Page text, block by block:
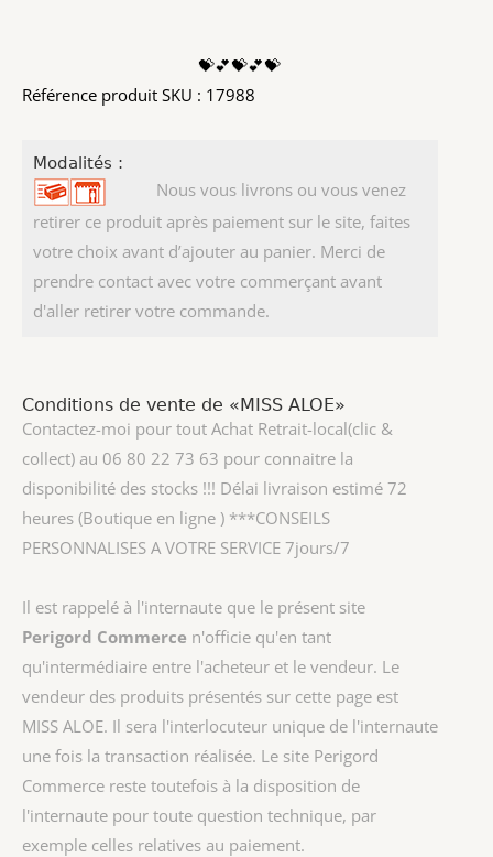
💝💕💝💕💝
Référence produit SKU : 17988
Modalités :
Nous vous livrons ou vous venez
retirer ce produit après paiement sur le site, faites
votre choix avant d’ajouter au panier. Merci de
prendre contact avec votre commerçant avant
d'aller retirer votre commande.
Conditions de vente de «MISS ALOE»
Contactez-moi pour tout Achat Retrait-local(clic &
collect) au 06 80 22 73 63 pour connaitre la
disponibilité des stocks !!! Délai livraison estimé 72
heures (Boutique en ligne ) ***CONSEILS
PERSONNALISES A VOTRE SERVICE 7jours/7
Il est rappelé à l'internaute que le présent site
Perigord Commerce n'officie qu'en tant
qu'intermédiaire entre l'acheteur et le vendeur. Le
vendeur des produits présentés sur cette page est
MISS ALOE. Il sera l'interlocuteur unique de l'internaute
une fois la transaction réalisée. Le site Perigord
Commerce reste toutefois à la disposition de
l'internaute pour toute question technique, par
exemple celles relatives au paiement.